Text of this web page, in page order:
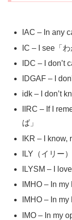
IAC – In any
IC – I see「
IDC – I don’t
IDGAF – I
idk – I don’t
IIRC – If I
ば」
IKR – I know,
ILY（イリー
ILYSM – I
IMHO – In
IMHO – In
IMO – In my